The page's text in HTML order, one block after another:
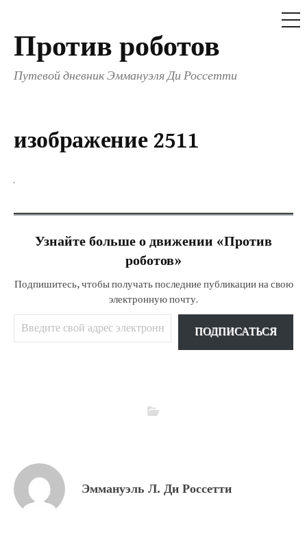
Перейти
к
содержимому
Против роботов
Путевой дневник Эммануэля Ди Россетти
изображение 2511
Узнайте больше о движении «Против
роботов»
Подпишитесь, чтобы получать последние публикации на свою
электронную почту.
Введите свой адрес электронной почты…
ПОДПИСАТЬСЯ
Эммануэль Л. Ди Россетти